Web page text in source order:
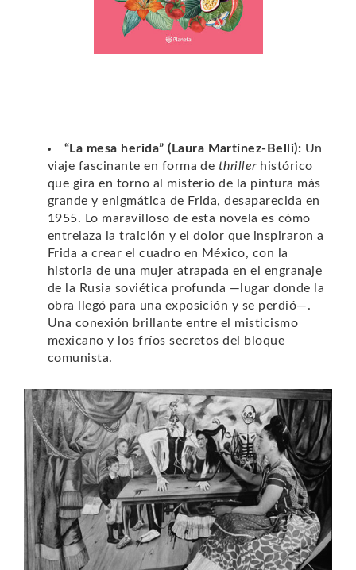
“La mesa herida” (Laura Martínez-Belli): Un
viaje fascinante en forma de thrillerhistórico
que gira en torno al misterio de la pintura más
grande y enigmática de Frida, desaparecida en
1955. Lo maravilloso de esta novela es cómo
entrelaza la traición y el dolor que inspiraron a
Frida a crear el cuadro en México, con la
historia de una mujer atrapada en el engranaje
de la Rusia soviética profunda —lugar donde la
obra llegó para una exposición y se perdió—.
Una conexión brillante entre el misticismo
mexicano y los fríos secretos del bloque
comunista.